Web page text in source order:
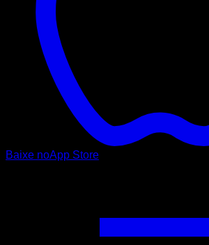
Baixe noApp Store